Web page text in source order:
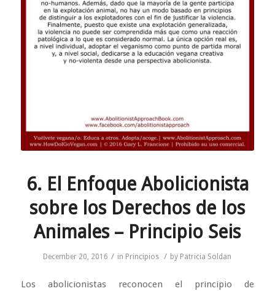
6. El Enfoque Abolicionista
sobre los Derechos de los
Animales – Principio Seis
December 20, 2016 / in Principios / by Patricia Soldan
Los abolicionistas reconocen el principio de